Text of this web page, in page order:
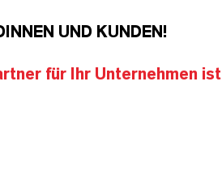
UND KUNDEN!
für Ihr Unternehmen ist